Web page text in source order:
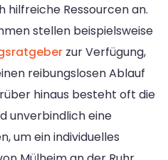
hilfreiche Ressourcen an.
stellen beispielsweise
zur Verfügung,
reibungslosen Ablauf
hinaus besteht oft die
unverbindlich eine
um ein individuelles